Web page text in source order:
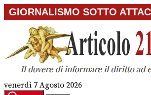
Skip
to
content
GIORNALISMO SOTTO
venerdì 7 Agosto 2026